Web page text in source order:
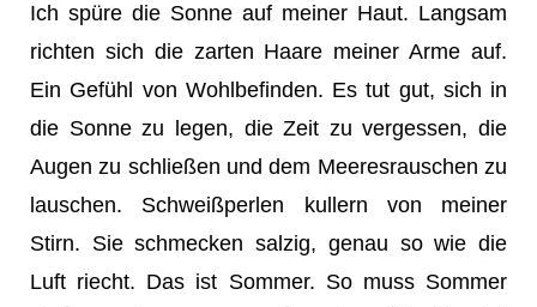
Ich spüre die Sonne auf meiner Haut. Langsam
richten sich die zarten Haare meiner Arme auf.
Ein Gefühl von Wohlbefinden. Es tut gut, sich in
die Sonne zu legen, die Zeit zu vergessen, die
Augen zu schließen und dem Meeresrauschen zu
lauschen. Schweißperlen kullern von meiner
Stirn. Sie schmecken salzig, genau so wie die
Luft riecht. Das ist Sommer. So muss Sommer